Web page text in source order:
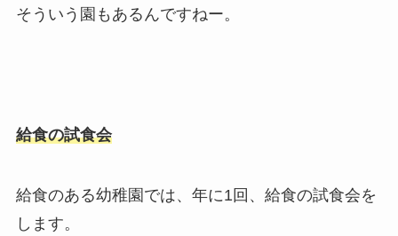
そういう園もあるんですねー。
給食の試食会
給食のある幼稚園では、年に1回、給食の試食会を
します。